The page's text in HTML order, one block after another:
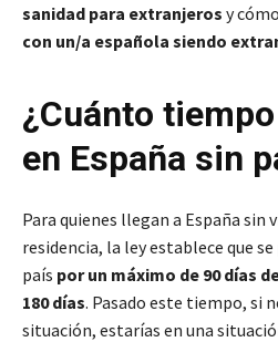
sanidad para extranjeros y cómo
con un/a española siendo
¿Cuánto
en España sin
Para quienes llegan a España sin
residencia, la ley establece que
país por un máximo de 90 días
180 días. Pasado este tiempo, si
situación, estarías en una